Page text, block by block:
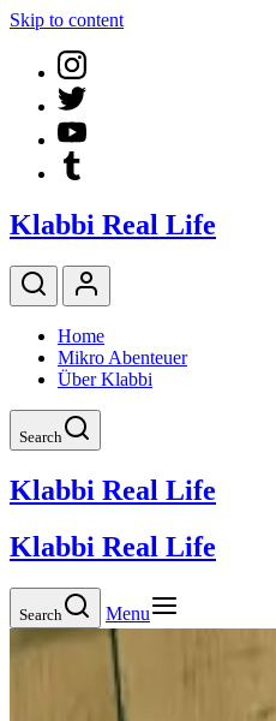
Skip to content
Klabbi Real Life
Home
Mikro Abenteuer
Über Klabbi
Search
Klabbi Real Life
Klabbi Real Life
Search Menu